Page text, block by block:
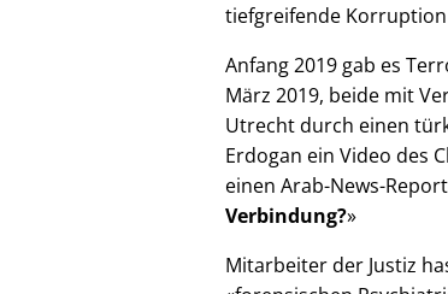
tiefgreifende
Anfang 2019 gab es
März 2019, beide mit
Utrecht durch einen
Erdogan ein Video des
einen Arab-News-
Verbindung?
Mitarbeiter der Justiz